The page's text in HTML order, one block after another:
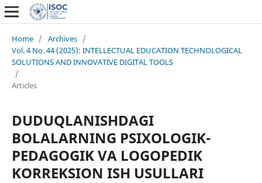
Home / Archives /
Vol. 4 No. 44 (2025): INTELLECTUAL EDUCATION TECHNOLOGICAL
SOLUTIONS AND INNOVATIVE DIGITAL TOOLS
/
Articles
DUDUQLANISHDAGI
BOLALARNING PSIXOLOGIK-
PEDAGOGIK VA LOGOPEDIK
KORREKSION ISH USULLARI